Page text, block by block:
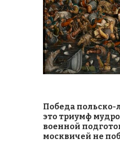
Победа польско-
это триумф
военной
москвичей не